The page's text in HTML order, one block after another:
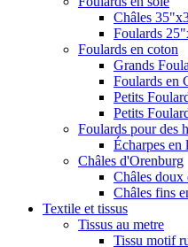
Châles
Foulards
Foulards en coton
Grands
Foulards en
Petits
Petits
Foulards pour des
Écharpes
Châles d'Orenburg
Châles doux
Châles fins
Textile et tissus
Tissus au metre
Tissu motif